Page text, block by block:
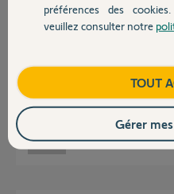
Contact
un problème lors de la
maintenant impossible de me
Je vous remercie pour votre aide
Guillaume H. il y a
préférences des
veuillez consulter notre
TOUT
Gérer